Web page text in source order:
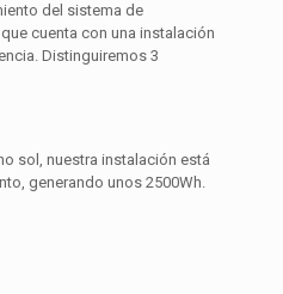
del sistema de
cuenta con una instalación
Distinguiremos 3
sol, nuestra instalación está
generando unos 2500Wh.